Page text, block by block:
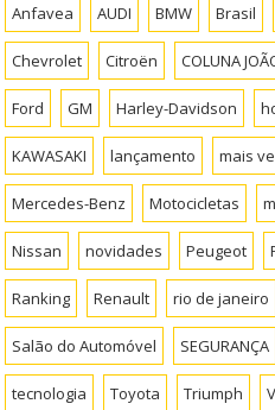
Anfavea AUDI BMW Brasil
Chevrolet Citroën COLUNA
Ford GM Harley-Davidson
KAWASAKI lançamento mais
Mercedes-Benz Motocicletas
Nissan novidades Peugeot
Ranking Renault rio de janeiro
Salão do Automóvel SEGURANÇA
tecnologia Toyota Triumph